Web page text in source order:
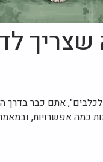
אתם כבר בדרך
כמה אפשרויות,